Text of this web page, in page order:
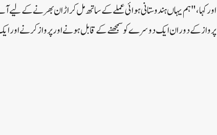
اور کہا، "ہم یہاں ہندوستانی ہوائی عملے کے ساتھ مل کر اڑان بھرنے کے
پرواز کے دوران ایک دوسرے کو سمجھنے کے قابل ہونے اور پرواز کرنے